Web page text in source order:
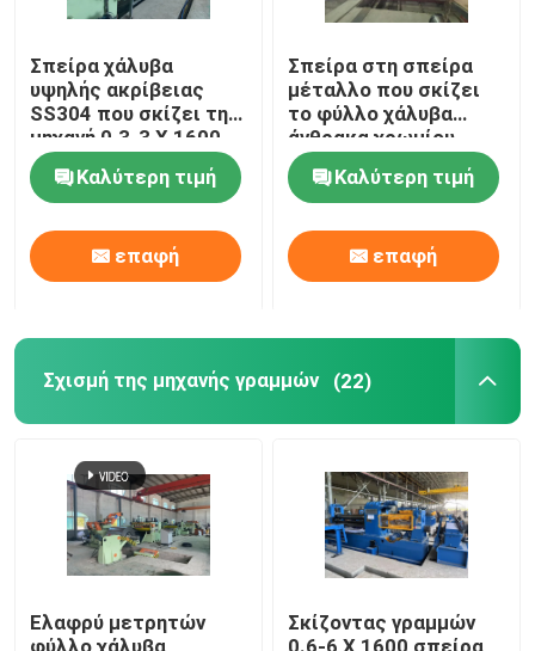
Σπείρα χάλυβα
υψηλής ακρίβειας
SS304 που σκίζει τη
μηχανή 0.3-3 X 1600
γραμμών
Καλύτερη τιμή
επαφή
Σπείρα στη σπείρα
μέταλλο που σκίζει
το φύλλο χάλυβα
άνθρακα χρωμίου
γραμμών που σκίζει
τα διπλά Slitter
γραμμών κεφάλια
Καλύτερη τιμή
επαφή
Σχισμή της μηχανής γραμμών (22)
Ελαφρύ μετρητών
Σκίζοντας γραμμών